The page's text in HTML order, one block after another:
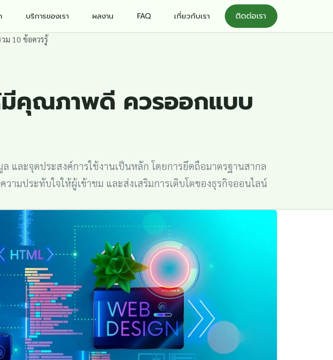
บริการของเรา ผลงาน FAQ เกี่ยวกับเรา ติดต่อเรา
ม 10 ข้อควรรู้
มีคุณภาพดี ควรออกแบบ
ละจุดประสงค์การใช้งานเป็นหลัก โดยการยึดถือมาตรฐานสากล
ามประทับใจให้ผู้เข้าชม และส่งเสริมการเติบโตของธุรกิจออนไลน์